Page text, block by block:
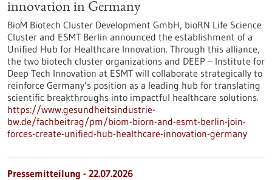
innovation in Germany
BioM Biotech Cluster Development GmbH, bioRN Life Science
Cluster and ESMT Berlin announced the establishment of a
Unified Hub for Healthcare Innovation. Through this alliance,
the two biotech cluster organizations and DEEP – Institute for
Deep Tech Innovation at ESMT will collaborate strategically to
reinforce Germany’s position as a leading hub for translating
scientific breakthroughs into impactful healthcare solutions.
https://www.gesundheitsindustrie-
bw.de/fachbeitrag/pm/biom-biorn-and-esmt-berlin-join-
forces-create-unified-hub-healthcare-innovation-germany
Pressemitteilung - 22.07.2026